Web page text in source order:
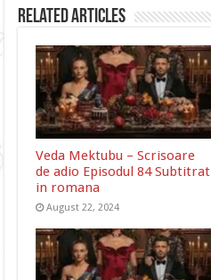
Related Articles
Veda Mektubu – Scrisoare
de adio Episodul 84 Subtitrat
in romana
August 22, 2024